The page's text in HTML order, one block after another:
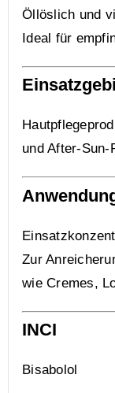
Öllöslich und
Ideal für
und After-Sun-
Zur
wie Cremes,
INCI
Bisabolol